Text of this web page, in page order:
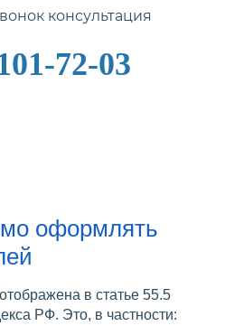
консультация
72-03
оформлять
в статье 55.5
РФ. Это, в частности: